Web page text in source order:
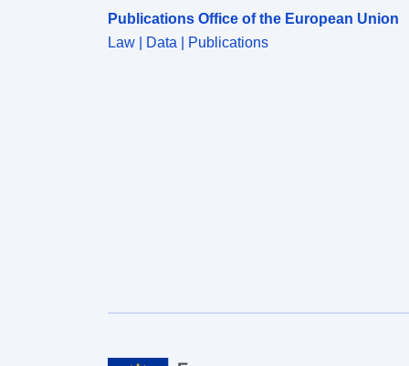
Publications Office of the European Union
Law | Data | Publications